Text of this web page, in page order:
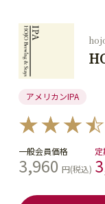
アメリカンIPA
一般会員価格
3,960 円(税込)